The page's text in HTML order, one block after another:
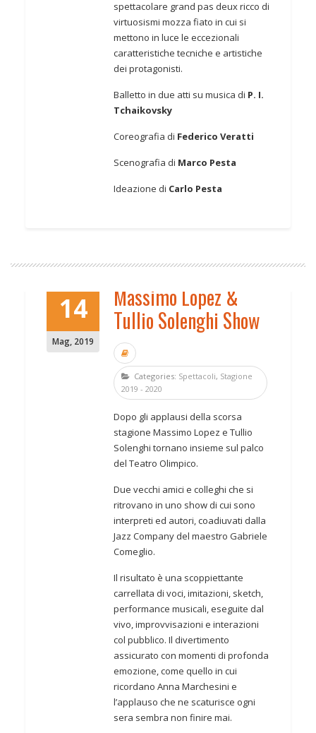
spettacolare grand pas deux ricco di
virtuosismi mozza fiato in cui si
mettono in luce le eccezionali
caratteristiche tecniche e artistiche
dei protagonisti.
Balletto in due atti su musica di P. I.
Tchaikovsky
Coreografia di Federico Veratti
Scenografia di Marco Pesta
Ideazione di Carlo Pesta
14
Mag, 2019
Massimo Lopez &
Tullio Solenghi Show
Categories: Spettacoli, Stagione
2019 - 2020
Dopo gli applausi della scorsa
stagione Massimo Lopez e Tullio
Solenghi tornano insieme sul palco
del Teatro Olimpico.
Due vecchi amici e colleghi che si
ritrovano in uno show di cui sono
interpreti ed autori, coadiuvati dalla
Jazz Company del maestro Gabriele
Comeglio.
Il risultato è una scoppiettante
carrellata di voci, imitazioni, sketch,
performance musicali, eseguite dal
vivo, improvvisazioni e interazioni
col pubblico. Il divertimento
assicurato con momenti di profonda
emozione, come quello in cui
ricordano Anna Marchesini e
l’applauso che ne scaturisce ogni
sera sembra non finire mai.